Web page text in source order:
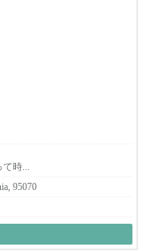
のが弊社の特徴です。
ちしております。
時...
95070